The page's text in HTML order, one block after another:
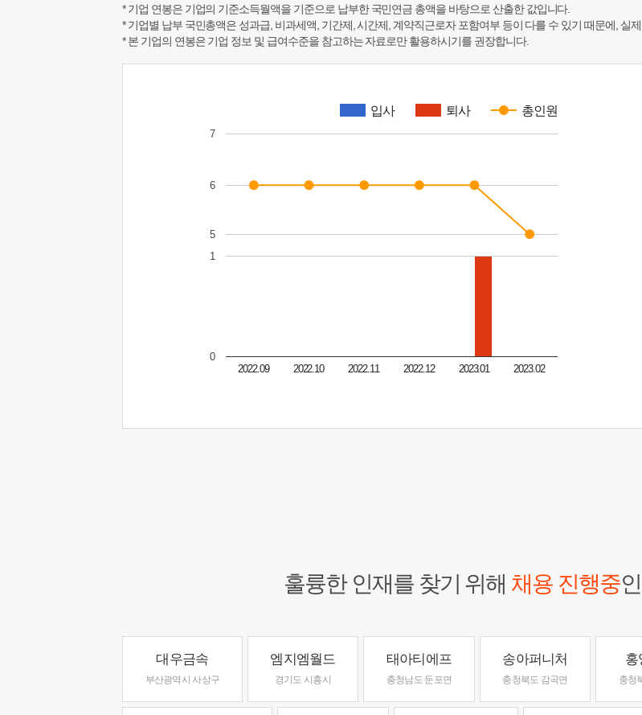
* 기업 연봉은 기업의 기준소득월액을 기준으로 납부한 국민연금 총액을 바탕으로 산출한 값입니다.
* 기업별 납부 국민총액은 성과급, 비과세액, 기간제, 시간제, 계약직근로자 포함여부 등이 다를 수 있기 때문에, 실
* 본 기업의 연봉은 기업 정보 및 급여수준을 참고하는 자료로만 활용하시기를 권장합니다.
입사 퇴사 총인원
2022.09 2022.10 2022.11 2022.12 2023.01 2023.02
0
1
5
6
7
훌륭한 인재를 찾기 위해 채용 진행중
대우금속
부산광역시 사상구
엠지엠월드
경기도 시흥시
태아티에프
충청남도 둔포면
송아퍼니처
충청북도 감곡면
홍
충청